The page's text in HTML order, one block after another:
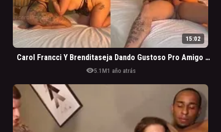
15:02
Carol Francci Y Brenditaseja Dando Gustoso Pro Amigo Follando
visibility5.1M1 año atrás